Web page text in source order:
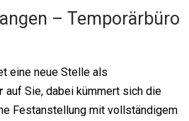
– Temporärbüro
eine neue Stelle als
auf Sie, dabei kümmert sich die
Festanstellung mit vollständigem